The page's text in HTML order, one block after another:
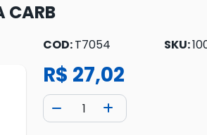
CARB
COD:T7054 SKU:
R$ 27,02